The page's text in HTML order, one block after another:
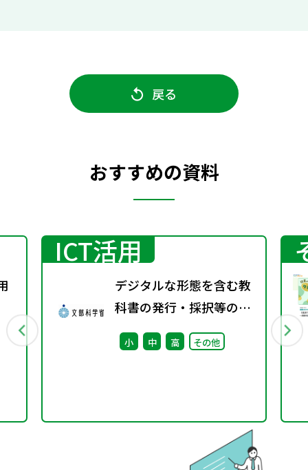
戻る
おすすめの資料
ICT活用
デジタルな形態を含む教
科書の発行・採択等の指
針に関する検討会議（第
4回） 配布資料
小 中 高 その他